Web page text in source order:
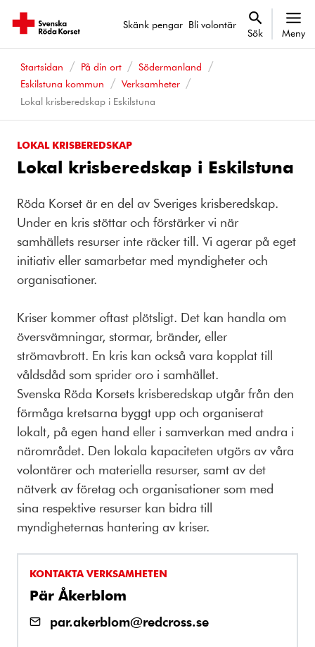
Skänk pengar Bli volontär
Sök Meny
Startsidan På din ort
Södermanland
Eskilstuna kommun
Verksamheter
Lokal krisberedskap i Eskilstuna
LOKAL KRISBEREDSKAP
Lokal krisberedskap i Eskilstuna
Röda Korset är en del av Sveriges krisberedskap.
Under en kris stöttar och förstärker vi när
samhällets resurser inte räcker till. Vi agerar på eget
initiativ eller samarbetar med myndigheter och
organisationer.
Kriser kommer oftast plötsligt. Det kan handla om
översvämningar, stormar, bränder, eller
strömavbrott. En kris kan också vara kopplat till
våldsdåd som sprider oro i samhället.
Svenska Röda Korsets krisberedskap utgår från den
förmåga kretsarna byggt upp och organiserat
lokalt, på egen hand eller i samverkan med andra i
närområdet. Den lokala kapaciteten utgörs av våra
volontärer och materiella resurser, samt av det
nätverk av företag och organisationer som med
sina respektive resurser kan bidra till
myndigheternas hantering av kriser.
KONTAKTA VERKSAMHETEN
Pär Åkerblom
par.akerblom@redcross.se